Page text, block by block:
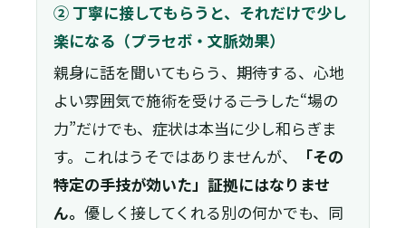
② 丁寧に接してもらうと、それだけで少し
楽になる（プラセボ・文脈効果）
親身に話を聞いてもらう、期待する、心地
よい雰囲気で施術を受ける――こうした“場の
力”だけでも、症状は本当に少し和らぎま
す。これはうそではありませんが、
「その
特定の手技が効いた」証拠にはなりませ
ん。 優しく接してくれる別の何かでも、同